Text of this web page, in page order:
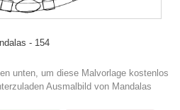
- 154
unten, um diese Malvorlage kostenlos
Ausmalbild von Mandalas